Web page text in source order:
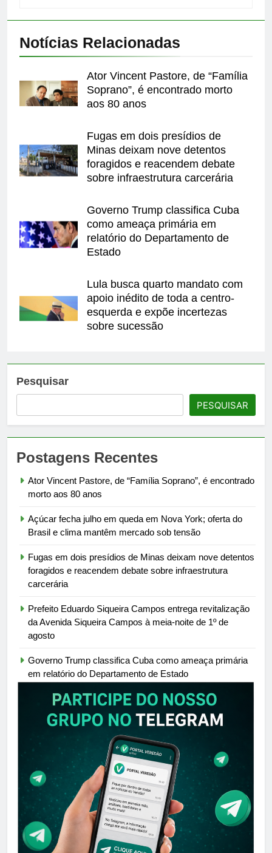
Notícias Relacionadas
Ator Vincent Pastore, de “Família
Soprano”, é encontrado morto
aos 80 anos
Fugas em dois presídios de
Minas deixam nove detentos
foragidos e reacendem debate
sobre infraestrutura carcerária
Governo Trump classifica Cuba
como ameaça primária em
relatório do Departamento de
Estado
Lula busca quarto mandato com
apoio inédito de toda a centro-
esquerda e expõe incertezas
sobre sucessão
Pesquisar
PESQUISAR
Postagens Recentes
Ator Vincent Pastore, de “Família Soprano”, é encontrado
morto aos 80 anos
Açúcar fecha julho em queda em Nova York; oferta do
Brasil e clima mantêm mercado sob tensão
Fugas em dois presídios de Minas deixam nove detentos
foragidos e reacendem debate sobre infraestrutura
carcerária
Prefeito Eduardo Siqueira Campos entrega revitalização
da Avenida Siqueira Campos à meia-noite de 1º de
agosto
Governo Trump classifica Cuba como ameaça primária
em relatório do Departamento de Estado